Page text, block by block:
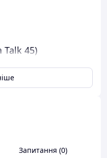
Talk 45)
до 6 годин
обох пристроїв.
з
дзвінками зі звуком
шумів
Запитання (0)